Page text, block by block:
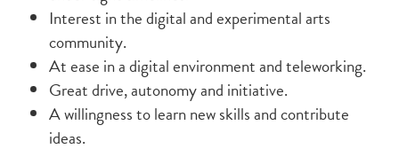
Interest in the digital and experimental arts
community.
At ease in a digital environment and teleworking.
Great drive, autonomy and initiative.
A willingness to learn new skills and contribute
ideas.